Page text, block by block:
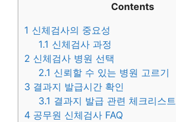
Contents
1 신체검사의 중요성
1.1 신체검사 과정
2 신체검사 병원 선택
2.1 신뢰할 수 있는 병원 고르기
3 결과지 발급시간 확인
3.1 결과지 발급 관련 체크리스트
4 공무원 신체검사 FAQ